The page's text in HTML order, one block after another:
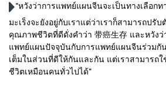
“หวังว่าการแพทย์แผนจีนจะเป็นทางเลือก
มะเร็งจะยังอยู่กับเราแต่ว่าเราก็สามารถปรั
คุณภาพชีวิตที่ดีดั่งคำว่า 带癌生存 และหวังว่
แพทย์แผนปัจจุบันกับการแพทย์แผนจีนร่วมกั
เต็มในส่วนที่ดีให้กันและกัน แต่เราสามารถ
ชีวิตเหมือนคนทั่วไปได้”